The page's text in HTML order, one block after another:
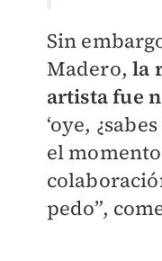
Sin
Madero,la
artista fue
‘oye,
el
pedo”,